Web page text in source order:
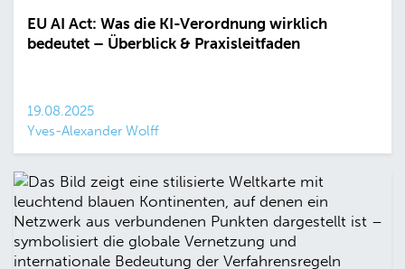
EU AI Act: Was die KI-Verordnung wirklich
bedeutet – Überblick & Praxisleitfaden
19.08.2025
Yves-Alexander Wolff